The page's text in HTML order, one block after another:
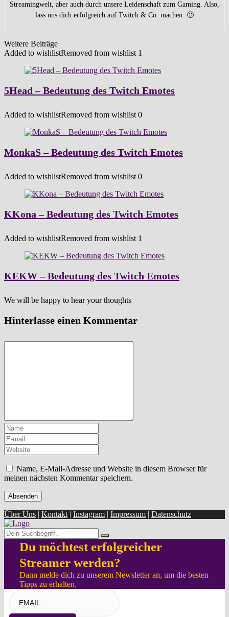
Streamingwelt, aber auch durch unsere Leidenschaft zum Gaming. Also,
lass uns dich erfolgreich auf Twitch & Co. machen 🙂
Weitere Beiträge
Added to wishlistRemoved from wishlist 1
5Head – Bedeutung des Twitch Emotes
Added to wishlistRemoved from wishlist 0
MonkaS – Bedeutung des Twitch Emotes
Added to wishlistRemoved from wishlist 0
KKona – Bedeutung des Twitch Emotes
Added to wishlistRemoved from wishlist 1
KEKW – Bedeutung des Twitch Emotes
We will be happy to hear your thoughts
Hinterlasse einen Kommentar
Name, E-Mail-Adresse und Website in diesem Browser für
meinen nächsten Kommentar speichern.
Über Uns | Kontakt | Instagram | Impressum | Datenschutz
Du möchtest erfolgreicher
Streamer werden?
Dann melde dich zu unserem Newsletter an, um die besten
Tipps zu erhalten.